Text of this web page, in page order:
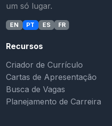
um só lugar.
EN PT ES FR
Recursos
Criador de Currículo
Cartas de Apresentação
Busca de Vagas
Planejamento de Carreira